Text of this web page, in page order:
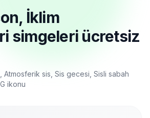
İklim
simgeleri ücretsiz
Atmosferik sis, Sis gecesi, Sisli sabah
ikonu